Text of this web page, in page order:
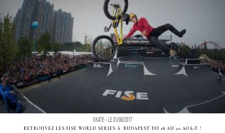
SKATE - LE 01/08/2017
RETROUVEZ LES FISE WORLD SERIES Ã BUDAPEST DU 18 AU 20 AOÃ»T !